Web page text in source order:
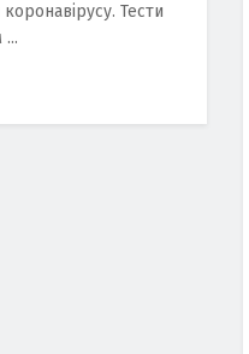
Тести
...